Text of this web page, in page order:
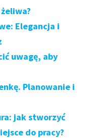
Elegancja i
uwagę, aby
Planowanie i
jak stworzyć
do pracy?